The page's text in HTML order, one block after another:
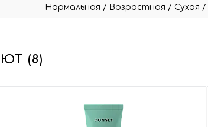
Нормальная / Возрастная / Сухая /
(8)